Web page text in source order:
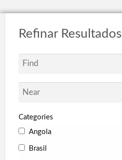
Refinar Resultados
Categories
Angola
Brasil